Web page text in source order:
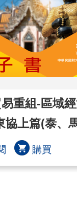
重組-區域
上篇(泰、馬
購買